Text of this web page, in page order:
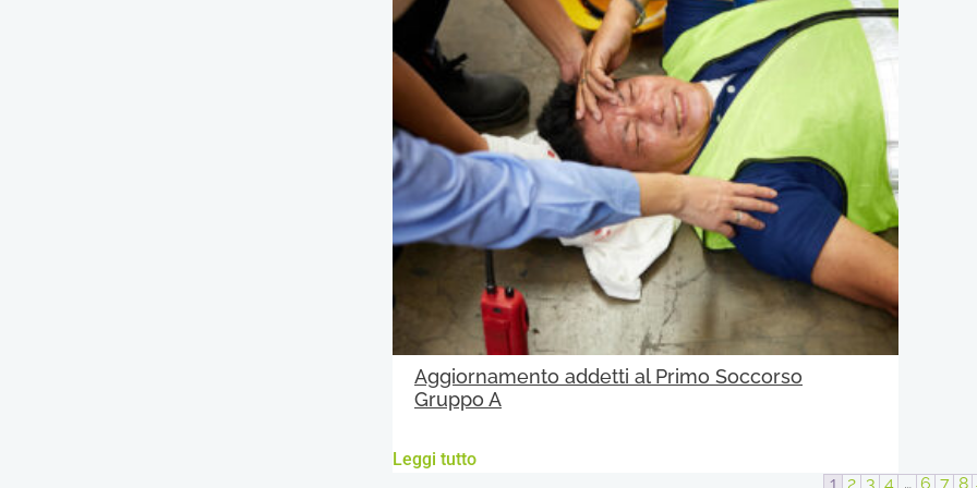
Aggiornamento addetti al Primo Soccorso
Gruppo A
Leggi tutto
1
2 3 4 … 6 7 8